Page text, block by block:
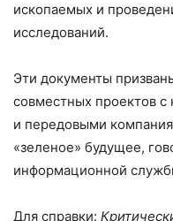
ископаемых и
исследований.
Эти документы
совместных проектов
и передовыми
«зеленое» будущее,
информационной
Для справки: